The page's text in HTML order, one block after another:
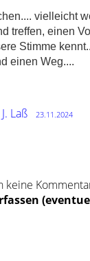
vielleicht
treffen, einen
Stimme
einen Weg....
J. Laß 23.11.2024
keine